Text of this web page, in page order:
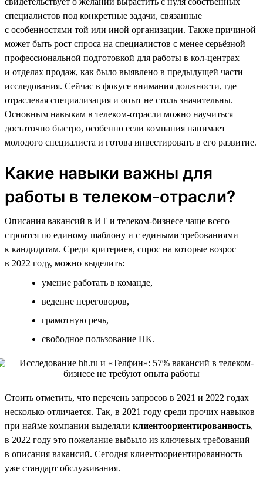
специалистов под конкретные задачи, связанные
с особенностями той или иной организации. Также причиной
может быть рост спроса на специалистов с менее серьёзной
профессиональной подготовкой для работы в кол-центрах
и отделах продаж, как было выявлено в предыдущей части
исследования. Сейчас в фокусе внимания должности, где
отраслевая специализация и опыт не столь значительны.
Основным навыкам в телеком-отрасли можно научиться
достаточно быстро, особенно если компания нанимает
молодого специалиста и готова инвестировать в его развитие.
Какие навыки важны для
работы в телеком-отрасли?
Описания вакансий в ИТ и телеком-бизнесе чаще всего
строятся по единому шаблону и с едиными требованиями
к кандидатам. Среди критериев, спрос на которые возрос
в 2022 году, можно выделить:
умение работать в команде,
ведение переговоров,
грамотную речь,
свободное пользование ПК.
Стоить отметить, что перечень запросов в 2021 и 2022 годах
несколько отличается. Так, в 2021 году среди прочих навыков
при найме компании выделяли клиентоориентированность,
в 2022 году это пожелание выбыло из ключевых требований
в описания вакансий. Сегодня клиентоориентированность —
уже стандарт обслуживания.